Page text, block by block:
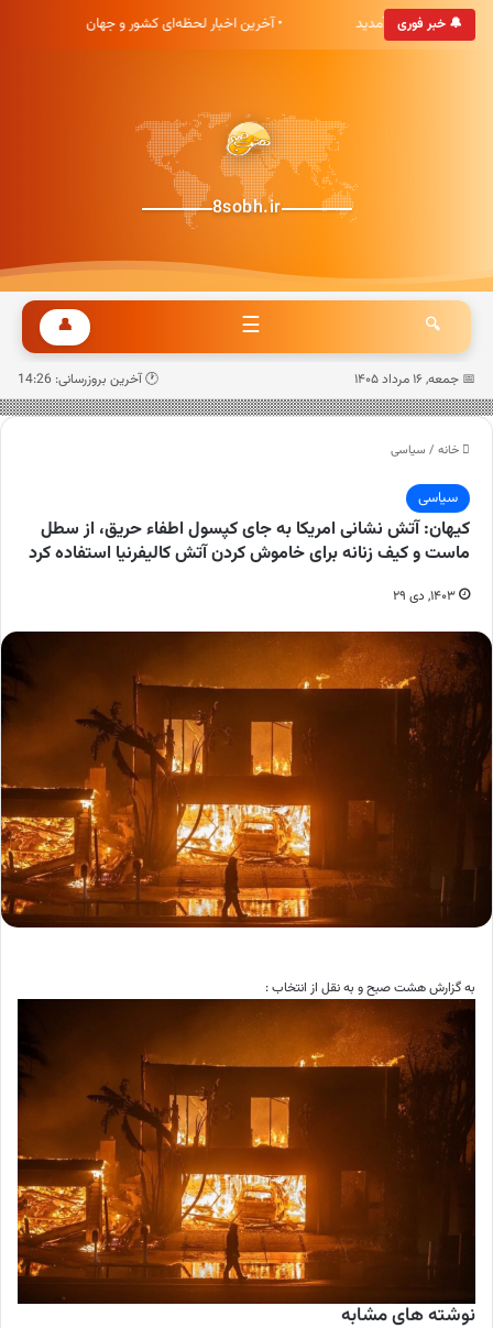
🔔 خبر فوری
هشت صبح خوش آمدید • آخرین اخبار لحظه‌ای کشور و جهان
8sobh.ir
🔍
☰
👤
📅 جمعه, ۱۶ مرداد ۱۴۰۵ 🕐 آخرین بروزرسانی: 14:26
خانه / سیاسی
سیاسی
کیهان: آتش نشانی امریکا به جای کپسول اطفاء حریق، از سطل
ماست و کیف زنانه برای خاموش کردن آتش کالیفرنیا استفاده کرد
۱۴۰۳, دی ۲۹
به گزارش هشت صبح و به نقل از انتخاب :
نوشته های مشابه